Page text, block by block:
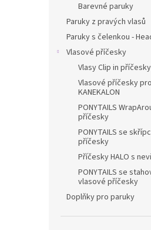
Barevné paruky
Paruky z pravých vlasů
Paruky s čelenkou -
Vlasové příčesky
Vlasy Clip in příčesky
Vlasové příčesky
KANEKALON
PONYTAILS
příčesky
PONYTAILS se
příčesky
Příčesky HALO s
PONYTAILS se
vlasové příčesky
Doplňky pro paruky